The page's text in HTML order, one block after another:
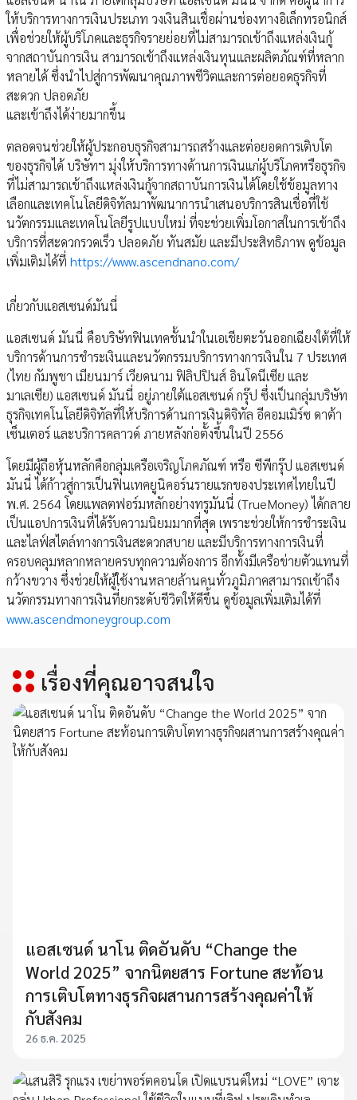
ให้บริการทางการเงินประเภท วงเงินสินเชื่อผ่านช่องทางอิเล็กทรอนิกส์
เพื่อช่วยให้ผู้บริโภคและธุรกิจรายย่อยที่ไม่สามารถเข้าถึงแหล่งเงินกู้
จากสถาบันการเงิน สามารถเข้าถึงแหล่งเงินทุนและผลิตภัณฑ์ที่หลาก
หลายได้ ซึ่งนำไปสู่การพัฒนาคุณภาพชีวิตและการต่อยอดธุรกิจที่
สะดวก ปลอดภัย
และเข้าถึงได้ง่ายมากขึ้น
ตลอดจนช่วยให้ผู้ประกอบธุรกิจสามารถสร้างและต่อยอดการเติบโต
ของธุรกิจได้ บริษัทฯ มุ่งให้บริการทางด้านการเงินแก่ผู้บริโภคหรือธุรกิจ
ที่ไม่สามารถเข้าถึงแหล่งเงินกู้จากสถาบันการเงินได้โดยใช้ข้อมูลทาง
เลือกและเทคโนโลยีดิจิทัลมาพัฒนาการนำเสนอบริการสินเชื่อที่ใช้
นวัตกรรมและเทคโนโลยีรูปแบบใหม่ ที่จะช่วยเพิ่มโอกาสในการเข้าถึง
บริการที่สะดวกรวดเร็ว ปลอดภัย ทันสมัย และมีประสิทธิภาพ ดูข้อมูล
เพิ่มเติมได้ที่ https://www.ascendnano.com/
เกี่ยวกับแอสเซนด์มันนี่
แอสเซนด์ มันนี่ คือบริษัทฟินเทคชั้นนำในเอเชียตะวันออกเฉียงใต้ที่ให้
บริการด้านการชำระเงินและนวัตกรรมบริการทางการเงินใน 7 ประเทศ
(ไทย กัมพูชา เมียนมาร์ เวียดนาม ฟิลิปปินส์ อินโดนีเซีย และ
มาเลเซีย) แอสเซนด์ มันนี่ อยู่ภายใต้แอสเซนด์ กรุ๊ป ซึ่งเป็นกลุ่มบริษัท
ธุรกิจเทคโนโลยีดิจิทัลที่ให้บริการด้านการเงินดิจิทัล อีคอมเมิร์ซ ดาต้า
เซ็นเตอร์ และบริการคลาวด์ ภายหลังก่อตั้งขึ้นในปี 2556
โดยมีผู้ถือหุ้นหลักคือกลุ่มเครือเจริญโภคภัณฑ์ หรือ ซีพีกรุ๊ป แอสเซนด์
มันนี่ ได้ก้าวสู่การเป็นฟินเทคยูนิคอร์นรายแรกของประเทศไทยในปี
พ.ศ. 2564 โดยแพลตฟอร์มหลักอย่างทรูมันนี่ (TrueMoney) ได้กลาย
เป็นแอปการเงินที่ได้รับความนิยมมากที่สุด เพราะช่วยให้การชำระเงิน
และไลฟ์สไตล์ทางการเงินสะดวกสบาย และมีบริการทางการเงินที่
ครอบคลุมหลากหลายครบทุกความต้องการ อีกทั้งมีเครือข่ายตัวแทนที่
กว้างขวาง ซึ่งช่วยให้ผู้ใช้งานหลายล้านคนทั่วภูมิภาคสามารถเข้าถึง
นวัตกรรมทางการเงินที่ยกระดับชีวิตให้ดีขึ้น ดูข้อมูลเพิ่มเติมได้ที่
www.ascendmoneygroup.com
เรื่องที่คุณอาจสนใจ
แอสเซนด์ นาโน ติดอันดับ “Change the
World 2025” จากนิตยสาร Fortune สะท้อน
การเติบโตทางธุรกิจผสานการสร้างคุณค่าให้
กับสังคม
26 ธ.ค. 2025